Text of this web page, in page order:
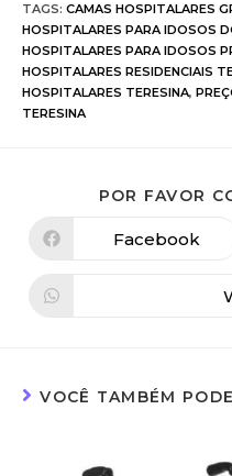
TAGS: CAMAS HOSPITALARES
HOSPITALARES PARA IDOSOS
HOSPITALARES PARA IDOSOS
HOSPITALARES RESIDENCIAIS
HOSPITALARES TERESINA,
TERESINA
POR FAVOR
Facebook
VOCÊ TAMBÉM